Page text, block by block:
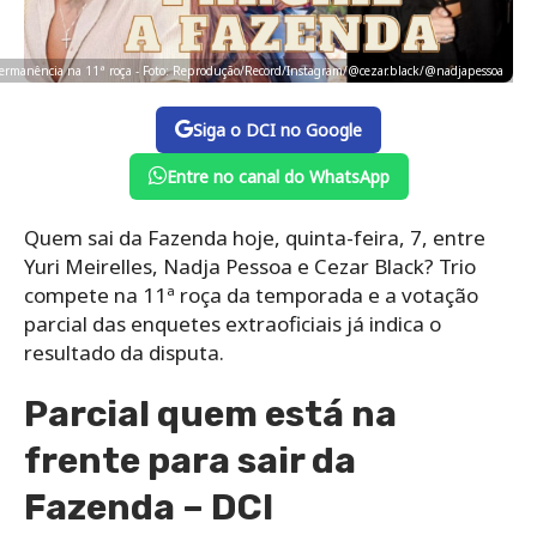
na 11ª roça - Foto: Reprodução/Record/Instagram/@cezar.black/@nadjapessoa
Siga o DCI no Google
Entre no canal do WhatsApp
Quem sai da Fazenda hoje, quinta-feira, 7, entre
Yuri Meirelles, Nadja Pessoa e Cezar Black? Trio
compete na 11ª roça da temporada e a votação
parcial das enquetes extraoficiais já indica o
resultado da disputa.
Parcial quem está na
frente para sair da
Fazenda – DCI